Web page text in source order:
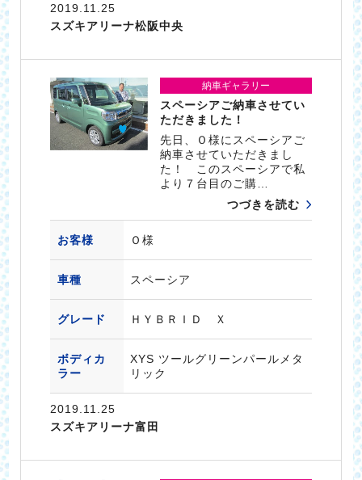
2019.11.25
スズキアリーナ松阪中央
納車ギャラリー
スペーシアご納車させてい
ただきました！
先日、Ｏ様にスペーシアご
納車させていただきまし
た！ このスペーシアで私
より７台目のご購…
つづきを読む
お客様 Ｏ様
車種 スペーシア
グレード ＨＹＢＲＩＤ Ｘ
ボディカ
ラー
XYS ツールグリーンパールメタ
リック
2019.11.25
スズキアリーナ富田